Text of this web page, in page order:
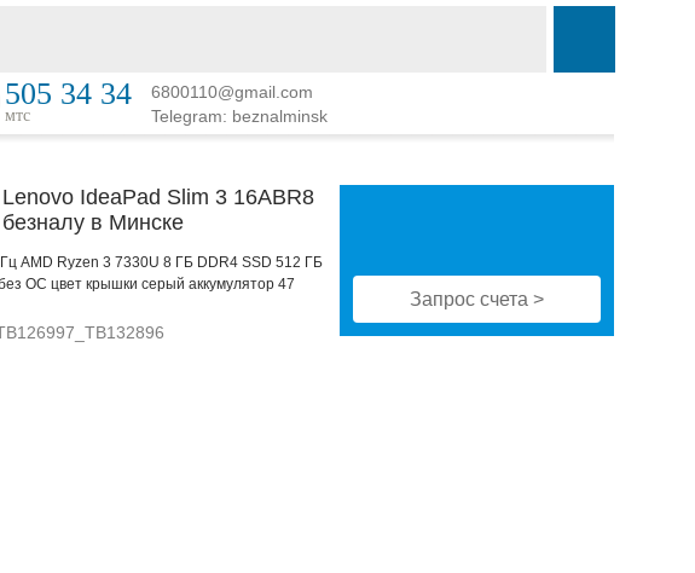
505 34 34
мтс
6800110@gmail.com
Telegram: beznalminsk
Lenovo IdeaPad Slim 3 16ABR8
в Минске
AMD Ryzen 3 7330U 8 ГБ DDR4 SSD 512 ГБ
ОС цвет крышки серый аккумулятор 47
Запрос счета >